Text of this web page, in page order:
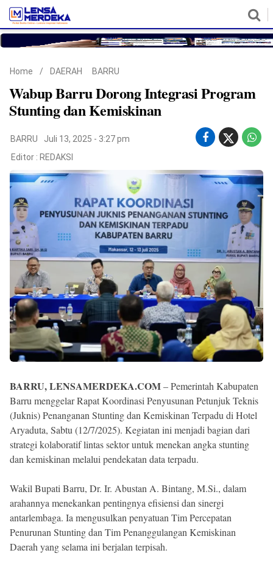
©
Copyright
2026
Lensa
Merdeka
Home / DAERAH BARRU
Wabup Barru Dorong Integrasi Program
Stunting dan Kemiskinan
BARRU
Juli 13, 2025 - 3:27 pm
Editor : REDAKSI
BARRU, LENSAMERDEKA.COM– Pemerintah Kabupaten
Barru menggelar Rapat Koordinasi Penyusunan Petunjuk Teknis
(Juknis) Penanganan Stunting dan Kemiskinan Terpadu di Hotel
Aryaduta, Sabtu (12/7/2025). Kegiatan ini menjadi bagian dari
strategi kolaboratif lintas sektor untuk menekan angka stunting
dan kemiskinan melalui pendekatan data terpadu.
Wakil Bupati Barru, Dr. Ir. Abustan A. Bintang, M.Si., dalam
arahannya menekankan pentingnya efisiensi dan sinergi
antarlembaga. Ia mengusulkan penyatuan Tim Percepatan
Penurunan Stunting dan Tim Penanggulangan Kemiskinan
Daerah yang selama ini berjalan terpisah.